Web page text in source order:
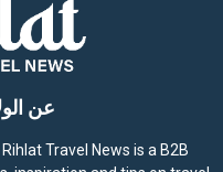
عن
Travel News is a B2B